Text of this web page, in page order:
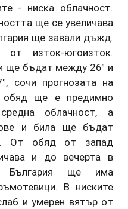
- ниска облачност.
ще се увеличава
ще завали дъжд.
изток-югоизток.
ще бъдат между 26° и
сочи прогнозата на
обяд ще е предимно
облачност, а
и била ще бъдат
От обяд от запад
и до вечерта в
България ще има
В ниските
и умерен вятър от